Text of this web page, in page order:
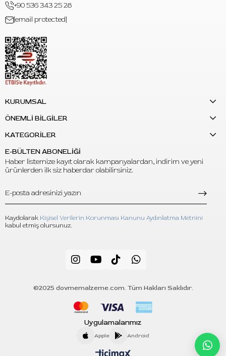
+90 536 343 25 28
[email protected]
KURUMSAL
ÖNEMLİ BİLGİLER
KATEGORİLER
E-BÜLTEN ABONELİĞİ
Haber listemize kayıt olarak kampanyalardan, indirim ve yeni
ürünlerden ilk siz haberdar olabilirsiniz.
Kaydolarak Kişisel Verilerin Korunması Kanunu Aydınlatma Metnini
kabul etmiş olursunuz.
©2025 dovmemalzeme.com. Tüm Hakları Saklıdır.
Uygulamalarımız
Apple Android